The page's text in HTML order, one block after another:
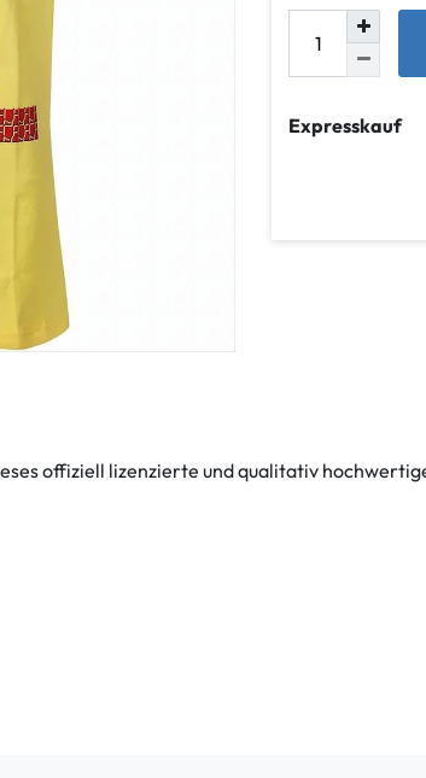
Expresskauf
offiziell lizenzierte und qualitativ